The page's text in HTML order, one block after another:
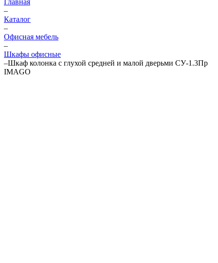
Главная
–
Каталог
–
Офисная мебель
–
Шкафы офисные
–Шкаф колонка с глухой средней и малой дверьми СУ-1.3Пр
IMAGO